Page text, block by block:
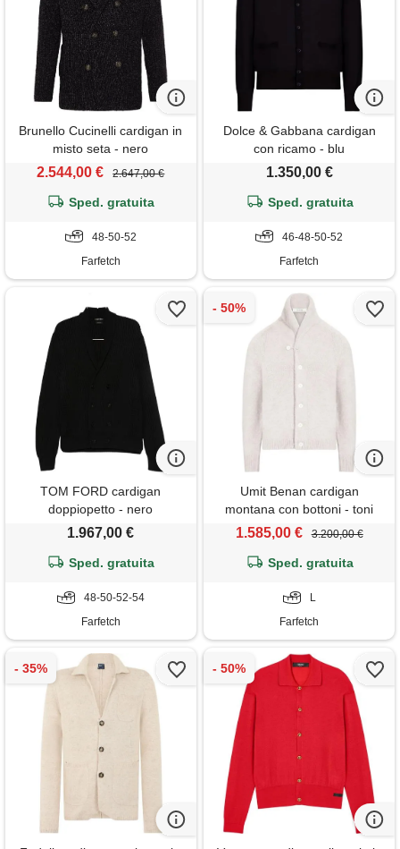
Brunello Cucinelli cardigan in
misto seta - nero
2.544,00 € 2.647,00 €
Sped. gratuita
48-50-52
Farfetch
Dolce & Gabbana cardigan
con ricamo - blu
1.350,00 €
Sped. gratuita
46-48-50-52
Farfetch
TOM FORD cardigan
doppiopetto - nero
1.967,00 €
Sped. gratuita
48-50-52-54
Farfetch
Umit Benan cardigan
montana con bottoni - toni
neutri
1.585,00 € 3.200,00 €
Sped. gratuita
L
Farfetch